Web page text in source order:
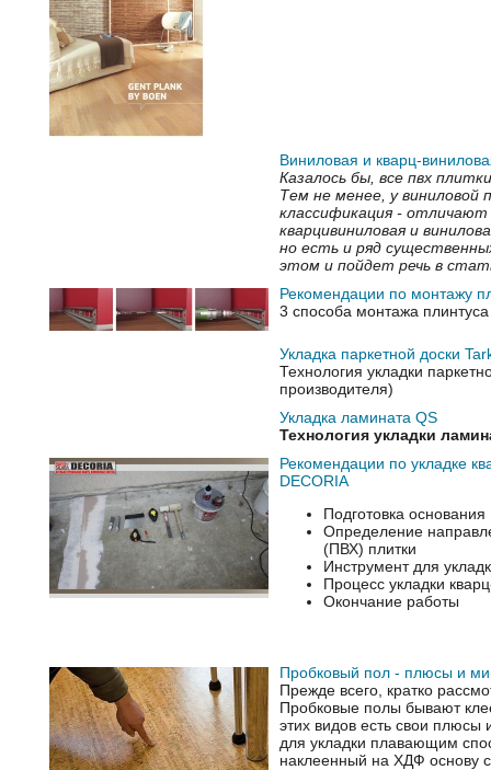
Виниловая и кварц-
Казалось бы, все пвх
Тем не менее, у виниловой
классификация -
кварцивиниловая и
но есть и ряд
этом и пойдет речь в
Рекомендации по монтажу
3 способа монтажа
Укладка паркетной доски
Технология укладки
производителя)
Укладка ламината QS
Технология укладки
Рекомендации по укладке
DECORIA
Подготовка основания
Определение
(ПВХ) плитки
Инструмент для
Процесс укладки
Окончание работы
Пробковый пол - плюсы и
Прежде всего, кратко
Пробковые полы бывают
этих видов есть свои
для укладки плавающим
наклеенный на ХДФ основу